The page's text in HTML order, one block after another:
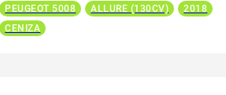
PEUGEOT 5008 ALLURE (130CV)
2018
CENIZA